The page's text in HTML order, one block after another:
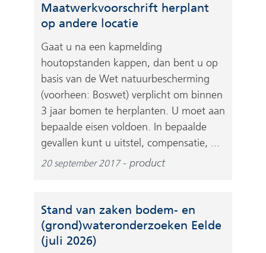
Maatwerkvoorschrift herplant
op andere locatie
Gaat u na een kapmelding
houtopstanden kappen, dan bent u op
basis van de Wet natuurbescherming
(voorheen: Boswet) verplicht om binnen
3 jaar bomen te herplanten. U moet aan
bepaalde eisen voldoen. In bepaalde
gevallen kunt u uitstel, compensatie, ...
20 september 2017 product
Stand van zaken bodem- en
(grond)wateronderzoeken Eelde
(juli 2026)